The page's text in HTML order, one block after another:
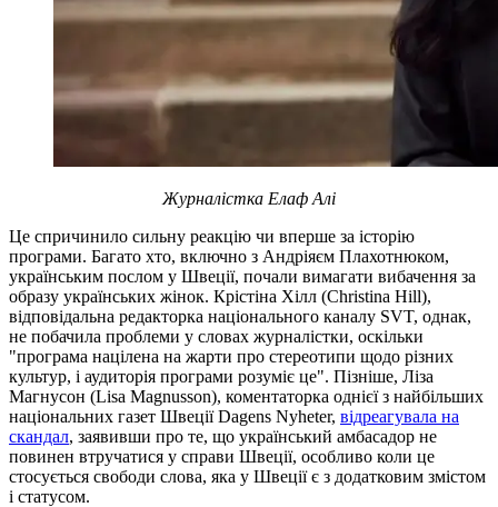
Журналістка Елаф Алі
Це спричинило сильну реакцію чи вперше за історію
програми. Багато хто, включно з Андріяєм Плахотнюком,
українським послом у Швеції, почали вимагати вибачення за
образу українських жінок. Крістіна Хілл (Christina Hill),
відповідальна редакторка національного каналу SVT, однак,
не побачила проблеми у словах журналістки, оскільки
"програма націлена на жарти про стереотипи щодо різних
культур, і аудиторія програми розуміє це". Пізніше, Ліза
Магнусон (Lisa Magnusson), коментаторка однієї з найбільших
національних газет Швеції Dagens Nyheter, відреагувала на
скандал, заявивши про те, що український амбасадор не
повинен втручатися у справи Швеції, особливо коли це
стосується свободи слова, яка у Швеції є з додатковим змістом
і статусом.